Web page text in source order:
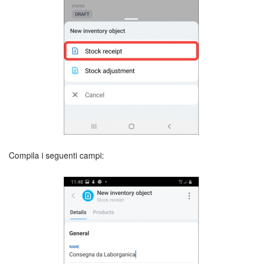
Knowledge base
Firma elettronica
Firma elettronica per HR
Automazione
Flussi di lavoro
Marketing
Gestione inventario
Telefonia
Mio profilo
Compila i seguenti campi: